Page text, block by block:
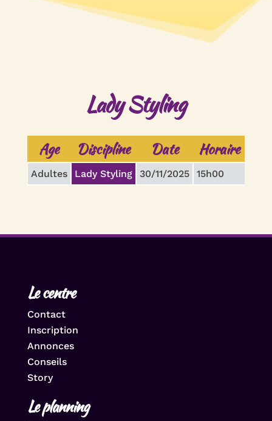
Lady Styling
Age Discipline Date Horaire
Adultes Lady Styling 30/11/2025 15h00
Le centre
Contact
Inscription
Annonces
Conseils
Story
Le planning